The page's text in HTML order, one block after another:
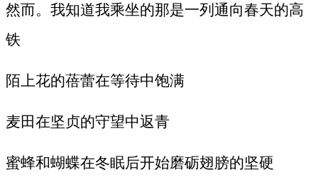
然而。我知道我乘坐的那是一列通向春天的高
铁
陌上花的蓓蕾在等待中饱满
麦田在坚贞的守望中返青
蜜蜂和蝴蝶在冬眠后开始磨砺翅膀的坚硬